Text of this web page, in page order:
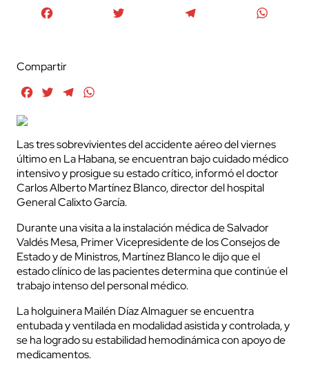
Compartir
FacebookTwitterTelegram
Las tres sobrevivientes del accidente aéreo del viernes
último en La Habana, se encuentran bajo cuidado médico
intensivo y prosigue su estado crítico, informó el doctor
Carlos Alberto Martínez Blanco, director del hospital
General Calixto García.
Durante una visita a la instalación médica de Salvador
Valdés Mesa, Primer Vicepresidente de los Consejos de
Estado y de Ministros, Martínez Blanco le dijo que el
estado clínico de las pacientes determina que continúe el
trabajo intenso del personal médico.
La holguinera Mailén Díaz Almaguer se encuentra
entubada y ventilada en modalidad asistida y controlada, y
se ha logrado su estabilidad hemodinámica con apoyo de
medicamentos.